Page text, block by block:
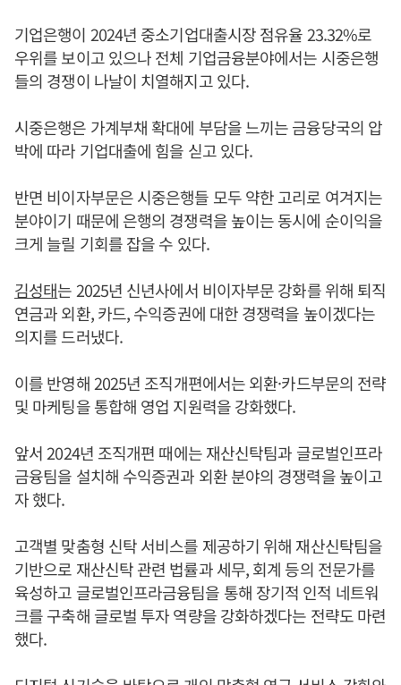
기업은행이 2024년 중소기업대출시장 점유율 23.32%로
우위를 보이고 있으나 전체 기업금융분야에서는 시중은행
들의 경쟁이 나날이 치열해지고 있다.
시중은행은 가계부채 확대에 부담을 느끼는 금융당국의 압
박에 따라 기업대출에 힘을 싣고 있다.
반면 비이자부문은 시중은행들 모두 약한 고리로 여겨지는
분야이기 때문에 은행의 경쟁력을 높이는 동시에 순이익을
크게 늘릴 기회를 잡을 수 있다.
김성태는 2025년 신년사에서 비이자부문 강화를 위해 퇴직
연금과 외환, 카드, 수익증권에 대한 경쟁력을 높이겠다는
의지를 드러냈다.
이를 반영해 2025년 조직개편에서는 외환·카드부문의 전략
및 마케팅을 통합해 영업 지원력을 강화했다.
앞서 2024년 조직개편 때에는 재산신탁팀과 글로벌인프라
금융팀을 설치해 수익증권과 외환 분야의 경쟁력을 높이고
자 했다.
고객별 맞춤형 신탁 서비스를 제공하기 위해 재산신탁팀을
기반으로 재산신탁 관련 법률과 세무, 회계 등의 전문가를
육성하고 글로벌인프라금융팀을 통해 장기적 인적 네트워
크를 구축해 글로벌 투자 역량을 강화하겠다는 전략도 마련
했다.